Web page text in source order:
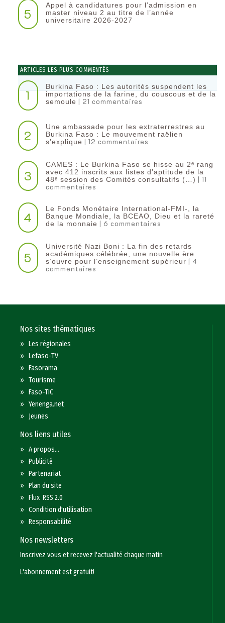
5
Appel à candidatures pour l’admission en
master niveau 2 au titre de l’année
universitaire 2026-2027
ARTICLES LES PLUS COMMENTÉS
1
Burkina Faso : Les autorités suspendent les
importations de la farine, du couscous et de la
semoule | 21 commentaires
2
Une ambassade pour les extraterrestres au
Burkina Faso : Le mouvement raëlien
s’explique | 12 commentaires
3
CAMES : Le Burkina Faso se hisse au 2ᵉ rang
avec 412 inscrits aux listes d’aptitude de la
48ᵉ session des Comités consultatifs (…) | 11
commentaires
4
Le Fonds Monétaire International-FMI-, la
Banque Mondiale, la BCEAO, Dieu et la rareté
de la monnaie | 6 commentaires
5
Université Nazi Boni : La fin des retards
académiques célébrée, une nouvelle ère
s’ouvre pour l’enseignement supérieur | 4
commentaires
Nos sites thématiques
»Les régionales
»Lefaso-TV
»Fasorama
»Tourisme
»Faso-TIC
»Yenenga.net
» Jeunes
Nos liens utiles
»A propos...
»Publicité
»Partenariat
»Plan du site
»Flux RSS 2.0
»Condition d'utilisation
»Responsabilité
Nos newsletters
Inscrivez vous et recevez l'actualité chaque matin
L'abonnement est gratuit!